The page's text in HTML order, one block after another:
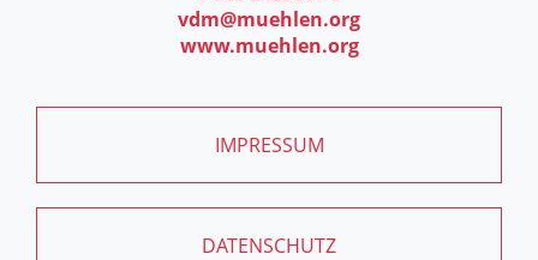
vdm@muehlen.org
www.muehlen.org
IMPRESSUM
DATENSCHUTZ